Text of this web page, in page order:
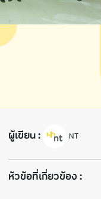
ผู้เขียน : NT
ห้วข้อที่เกี่ยวข้อง :